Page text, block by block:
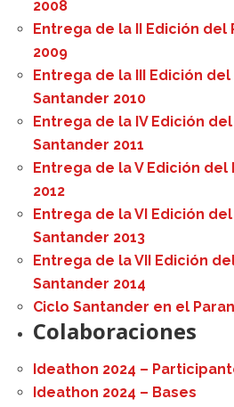
2008
Entrega de la II Edición del
2009
Entrega de la III Edición
Santander 2010
Entrega de la IV Edición
Santander 2011
Entrega de la V Edición
2012
Entrega de la VI Edición
Santander 2013
Entrega de la VII Edición
Santander 2014
Ciclo Santander en el
Colaboraciones
Ideathon 2024 –
Ideathon 2024 – Bases